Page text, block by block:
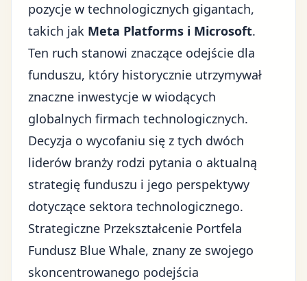
pozycje w technologicznych gigantach,
takich jak Meta Platforms i Microsoft.
Ten ruch stanowi znaczące odejście dla
funduszu, który historycznie utrzymywał
znaczne inwestycje w wiodących
globalnych firmach technologicznych.
Decyzja o wycofaniu się z tych dwóch
liderów branży rodzi pytania o aktualną
strategię funduszu i jego perspektywy
dotyczące sektora technologicznego.
Strategiczne Przekształcenie Portfela
Fundusz Blue Whale, znany ze swojego
skoncentrowanego podejścia